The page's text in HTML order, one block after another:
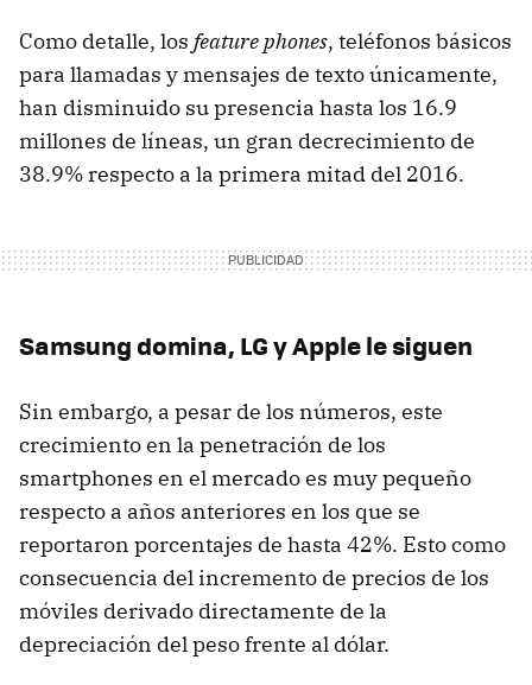
Como detalle, los feature phones, teléfonos básicos
para llamadas y mensajes de texto únicamente,
han disminuido su presencia hasta los 16.9
millones de líneas, un gran decrecimiento de
38.9% respecto a la primera mitad del 2016.
Samsung domina, LG y Apple le siguen
Sin embargo, a pesar de los números, este
crecimiento en la penetración de los
smartphones en el mercado es muy pequeño
respecto a años anteriores en los que se
reportaron porcentajes de hasta 42%. Esto como
consecuencia del incremento de precios de los
móviles derivado directamente de la
depreciación del peso frente al dólar.